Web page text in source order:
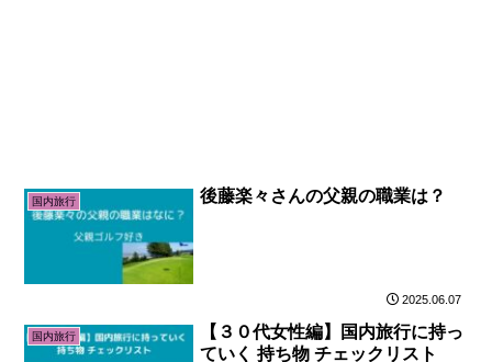
国内旅行 後藤楽々さんの父親の職業は？
2025.06.07
国内旅行
【３０代女性編】国内旅行に持っ
ていく 持ち物 チェックリスト